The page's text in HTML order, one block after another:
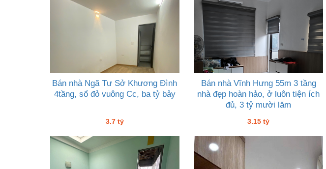
Bán nhà Ngã Tư Sở Khương Đình
4tầng, sổ đỏ vuông Cc, ba tỷ bảy
3.7 tỷ
Bán nhà Vĩnh Hưng 55m 3 tầng
nhà đẹp hoàn hảo, ở luôn tiện ích
đủ, 3 tỷ mười lăm
3.15 tỷ